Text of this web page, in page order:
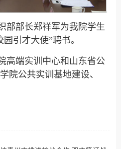
部部长郑祥军为我院学生
引才大使”聘书。
高端实训中心和山东省公
院公共实训基地建设、